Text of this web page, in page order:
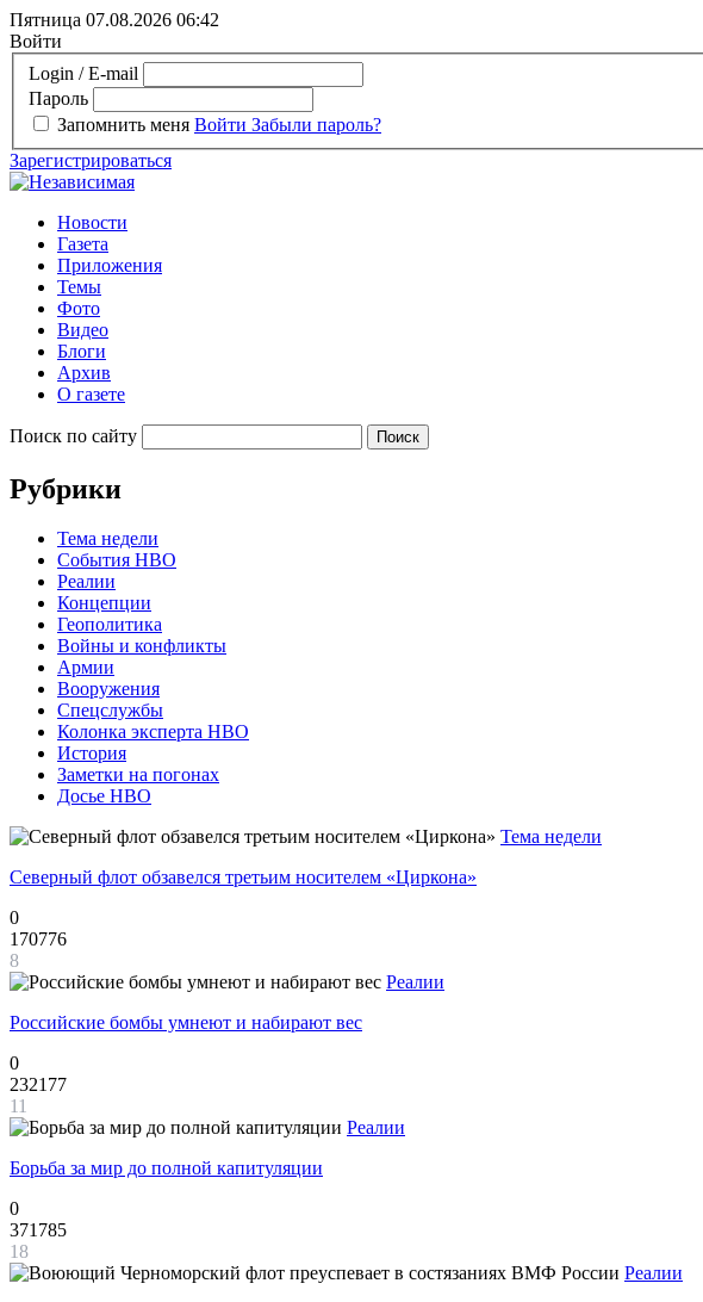
Пятница 07.08.2026 06:42
Войти
Login / E-mail
Пароль
Запомнить меня Войти Забыли пароль?
Зарегистрироваться
Новости
Газета
Приложения
Темы
Фото
Видео
Блоги
Архив
О газете
Поиск по сайту
Рубрики
Тема недели
События НВО
Реалии
Концепции
Геополитика
Войны и конфликты
Армии
Вооружения
Спецслужбы
Колонка эксперта НВО
История
Заметки на погонах
Досье НВО
Тема недели
Северный флот обзавелся третьим носителем «Циркона»
0
170776
8
Реалии
Российские бомбы умнеют и набирают вес
0
232177
11
Реалии
Борьба за мир до полной капитуляции
0
371785
18
Реалии